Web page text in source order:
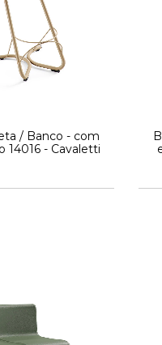
/ Banco - com
14016 - Cavaletti